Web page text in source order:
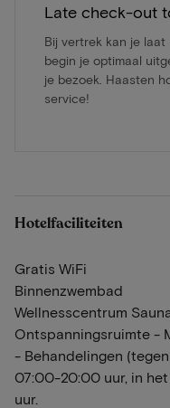
Late check-out
Bij vertrek kan je
begin je optimaal
je bezoek. Haasten
service!
Hotelfaciliteiten
Gratis WiFi
Binnenzwembad
Wellnesscentrum
Ontspanningsruimte -
- Behandelingen
07:00-20:00 uur, in
uur.